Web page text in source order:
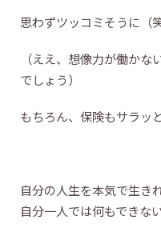
思わずツッコミそうに（笑
（ええ、想像力が働か
でしょう）
もちろん、保険もサラッ
自分の人生を本気で生き
自分一人では何もできな